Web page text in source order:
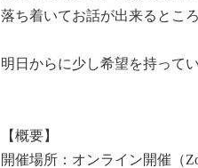
落ち着いてお話が出来るとこ
明日からに少し希望を持って
【概要】
開催場所：オンライン開催（